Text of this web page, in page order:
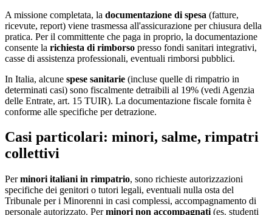
A missione completata, la documentazione di spesa (fatture,
ricevute, report) viene trasmessa all'assicurazione per chiusura della
pratica. Per il committente che paga in proprio, la documentazione
consente la richiesta di rimborso presso fondi sanitari integrativi,
casse di assistenza professionali, eventuali rimborsi pubblici.
In Italia, alcune spese sanitarie (incluse quelle di rimpatrio in
determinati casi) sono fiscalmente detraibili al 19% (vedi Agenzia
delle Entrate, art. 15 TUIR). La documentazione fiscale fornita è
conforme alle specifiche per detrazione.
Casi particolari: minori, salme, rimpatri
collettivi
Perminori italiani in rimpatrio, sono richieste autorizzazioni
specifiche dei genitori o tutori legali, eventuali nulla osta del
Tribunale per i Minorenni in casi complessi, accompagnamento di
personale autorizzato. Perminori non accompagnati (es. studenti